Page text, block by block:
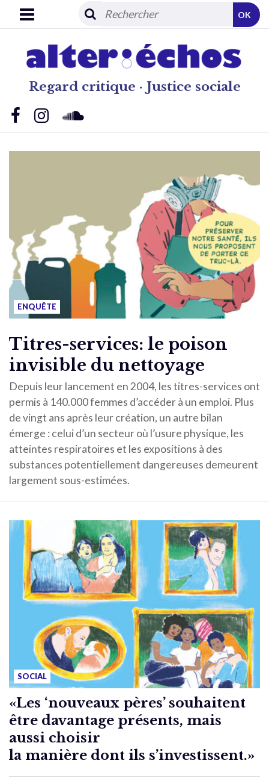
Regard critique · Justice sociale
OK
SOCIAL
«Les ‘nouveaux pères’ souhaitent
être davantage présents, mais
aussi choisir
la manière dont ils s’investissent.»
ENQUÊTE
Titres-services: le poison
invisible du nettoyage
Depuis leur lancement en 2004, les titres-services ont
permis à 140.000 femmes d’accéder à un emploi. Plus
de vingt ans après leur création, un autre bilan
émerge : celui d’un secteur où l’usure physique, les
atteintes respiratoires et les expositions à des
substances potentiellement dangereuses demeurent
largement sous-estimées.